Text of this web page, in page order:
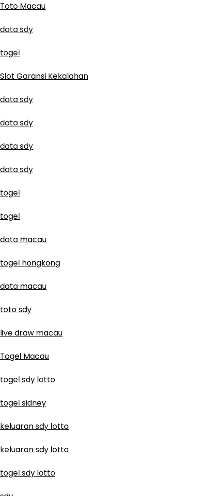
Toto Macau
data sdy
togel
Slot Garansi Kekalahan
data sdy
data sdy
data sdy
data sdy
togel
togel
data macau
togel hongkong
data macau
toto sdy
live draw macau
Togel Macau
togel sdy lotto
togel sidney
keluaran sdy lotto
keluaran sdy lotto
togel sdy lotto